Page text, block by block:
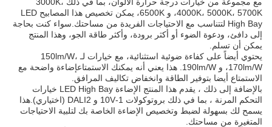
4000K، 5000K، 5700K، و 6500K، يمكن تخصيص هذا المصابيح LED
High Bay لتتناسب مع الاحتياجات الفريدة من مساحتك.سواء كنت بحاجة
إلى دافئ، ودعوة الضوء أو أكثر برودة، وأكثر طاقة الجو، وهذا المنتج
يمكن أن تسلم.
يحتوي أيضاً على كفاءة ضوئية استثنائية، مع خيارات لـ 150lm/W،
170lm/W، و 190lm/W. هذا يعني أنه يمكنك الاستمتاعإضاءة واضحة مع
الاستمتاع أيضا بتوفير الطاقة وانخفاض تكاليف المرافق.
بالإضافة إلى ذلك ، يقدم هذا المنتج الإضاءة LED High Bay خيارات
التحكم المرنة ، بما في ذلك بروتوكولات 1-10V و DALI2 (اختياري).هذا
يسمح لك بسهولة لضبط وتخصيص الإضاءة الخاصة بك لتلبية الاحتياجات
المتغيرة من مساحتك.